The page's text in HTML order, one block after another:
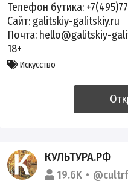
Телефон бутика:
Сайт: galitskiy-galitskiy.ru
Почта: hello@galitskiy-
18+
Искусство
КУЛЬТУРА.РФ
19.6K @cultrf